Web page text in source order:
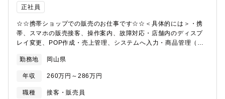
正社員
☆☆携帯ショップでの販売のお仕事です☆☆＜具体的には＞・携
帯、スマホの販売接客、操作案内、故障対応・店舗内のディスプ
レイ変更、POP作成・売上管理、システムへ入力・商品管理（在
レジ締め、日報作成等）※社員によるOJTがありますのでご安心
ください。
勤務地 岡山県
年収 260万円～286万円
職種
接客・販売員